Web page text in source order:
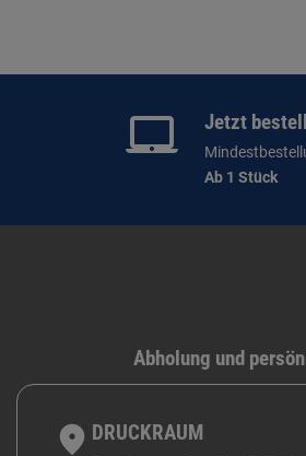
Jetzt
Ab 1 Stück
Abholung und
DRUCKRAUM